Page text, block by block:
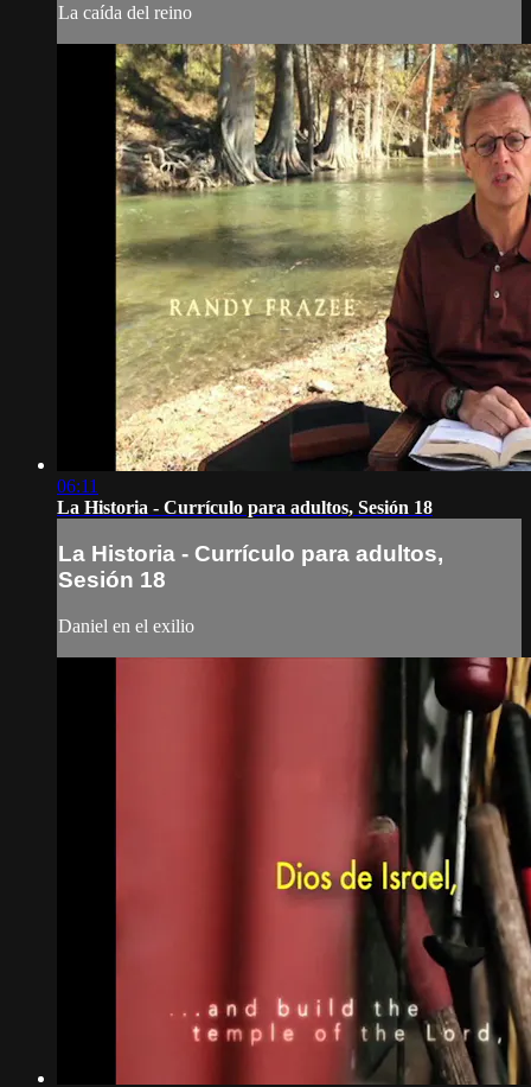
La caída del reino
06:11
La Historia - Currículo para adultos, Sesión 18
La Historia - Currículo para adultos,
Sesión 18
Daniel en el exilio